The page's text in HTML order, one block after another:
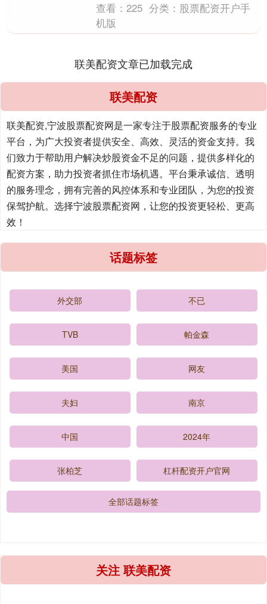
查看：225 分类： 股票配资开户手
机版
联美配资文章已加载完成
联美配资
联美配资,宁波股票配资网是一家专注于股票配资服务的专业
平台，为广大投资者提供安全、高效、灵活的资金支持。我
们致力于帮助用户解决炒股资金不足的问题，提供多样化的
配资方案，助力投资者抓住市场机遇。平台秉承诚信、透明
的服务理念，拥有完善的风控体系和专业团队，为您的投资
保驾护航。选择宁波股票配资网，让您的投资更轻松、更高
效！
话题标签
外交部 不已
TVB 帕金森
美国 网友
夫妇 南京
中国 2024年
张柏芝 杠杆配资开户官网
全部话题标签
关注 联美配资